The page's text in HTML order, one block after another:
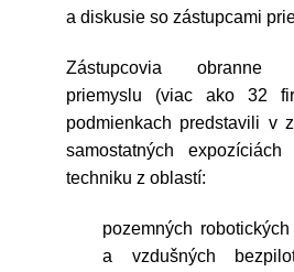
a diskusie so zástupcami
Zástupcovia obranne
priemyslu (viac ako 32
podmienkach predstavili v
samostatných
techniku z oblastí:
pozemných
a vzdušných